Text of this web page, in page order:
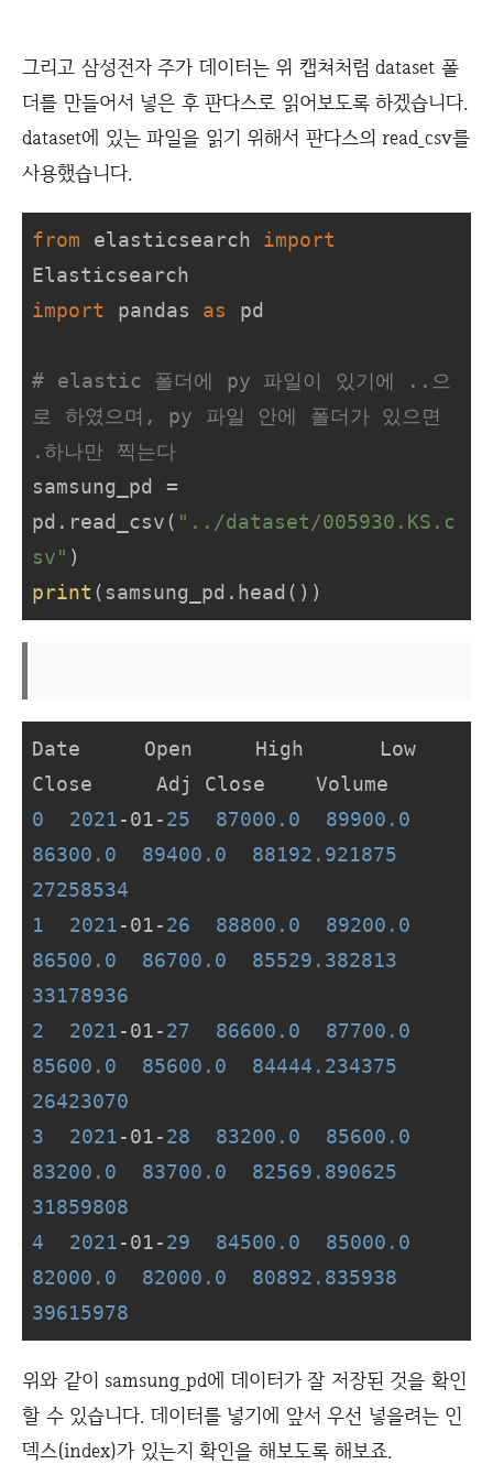
그리고 삼성전자 주가 데이터는 위 캡쳐처럼 dataset 폴
더를 만들어서 넣은 후 판다스로 읽어보도록 하겠습니다.
dataset에 있는 파일을 읽기 위해서 판다스의 read_csv를
사용했습니다.
from elasticsearch import
import pandas as pd
# elastic 폴더에 py 파일이 있기에 ..으
로 하였으며, py 파일 안에 폴더가 있으면
.하나만 찍는다
samsung_pd =
pd.read_csv( "../dataset/005930.KS.c
sv"
print (samsung_pd.head())
Date     Open     High      Low
0
2021-01-25 87000.0
89900.0
86300.0
89400.0
88192.921875
27258534
1
2021-01-26 88800.0
89200.0
86500.0
86700.0
85529.382813
33178936
2
2021-01-27 86600.0
87700.0
85600.0
85600.0
84444.234375
26423070
3
2021-01-28 83200.0
85600.0
83200.0
83700.0
82569.890625
31859808
4
2021-01-29 84500.0
85000.0
82000.0
82000.0
80892.835938
39615978
위와 같이 samsung_pd에 데이터가 잘 저장된 것을 확인
할 수 있습니다. 데이터를 넣기에 앞서 우선 넣을려는 인
덱스(index)가 있는지 확인을 해보도록 해보죠.